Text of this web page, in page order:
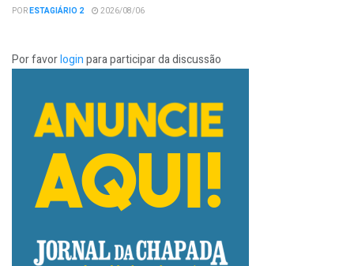
PORESTAGIÁRIO 2 2026/08/06
Por favorloginpara participar da discussão